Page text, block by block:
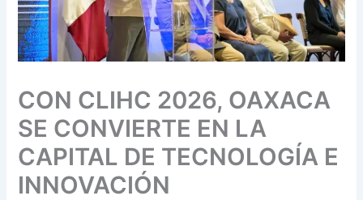
CON CLIHC 2026, OAXACA
SE CONVIERTE EN LA
CAPITAL DE TECNOLOGÍA E
INNOVACIÓN